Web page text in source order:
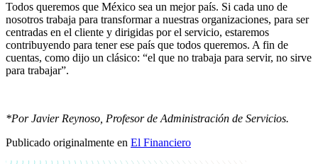
Todos queremos que México sea un mejor país. Si cada uno de
nosotros trabaja para transformar a nuestras organizaciones, para ser
centradas en el cliente y dirigidas por el servicio, estaremos
contribuyendo para tener ese país que todos queremos. A fin de
cuentas, como dijo un clásico: “el que no trabaja para servir, no sirve
para trabajar”.
*Por Javier Reynoso, Profesor de Administración de Servicios.
Publicado originalmente en El Financiero